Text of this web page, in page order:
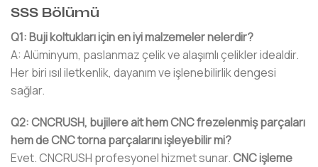
SSS Bölümü
Q1: Buji koltukları için en iyi malzemeler nelerdir?
A: Alüminyum, paslanmaz çelik ve alaşımlı çelikler idealdir.
Her biri ısıl iletkenlik, dayanım ve işlenebilirlik dengesi
sağlar.
Q2: CNCRUSH, bujilere ait hem CNC frezelenmiş parçaları
hem de CNC torna parçalarını işleyebilir mi?
Evet. CNCRUSH profesyonel hizmet sunar.CNC işleme